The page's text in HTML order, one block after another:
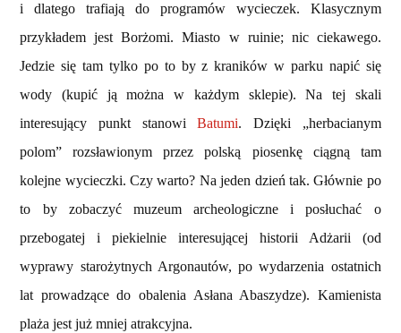
i dlatego trafiają do programów wycieczek. Klasycznym
przykładem jest Borżomi. Miasto w ruinie; nic ciekawego.
Jedzie się tam tylko po to by z kraników w parku napić się
wody (kupić ją można w każdym sklepie). Na tej skali
interesujący punkt stanowiBatumi. Dzięki „herbacianym
polom” rozsławionym przez polską piosenkę ciągną tam
kolejne wycieczki. Czy warto? Na jeden dzień tak. Głównie po
to by zobaczyć muzeum archeologiczne i posłuchać o
przebogatej i piekielnie interesującej historii Adżarii (od
wyprawy starożytnych Argonautów, po wydarzenia ostatnich
lat prowadzące do obalenia Asłana Abaszydze). Kamienista
plaża jest już mniej atrakcyjna.